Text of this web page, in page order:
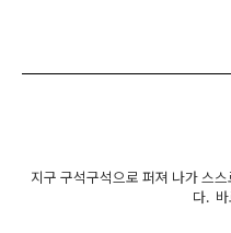
지구 구석구석으로 퍼져 나가 스
다. 바